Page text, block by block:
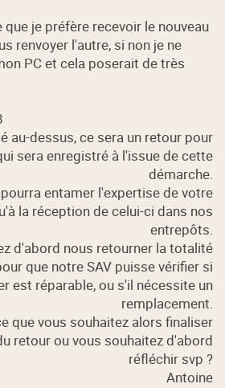
que je préfère recevoir le nouveau
renvoyer l'autre, si non je ne
PC et cela poserait de très
au-dessus, ce sera un retour pour
sera enregistré à l'issue de cette
démarche.
entamer l'expertise de votre
la réception de celui-ci dans nos
entrepôts.
d'abord nous retourner la totalité
que notre SAV puisse vérifier si
est réparable, ou s'il nécessite un
remplacement.
que vous souhaitez alors finaliser
retour ou vous souhaitez d'abord
réfléchir svp ?
Antoine